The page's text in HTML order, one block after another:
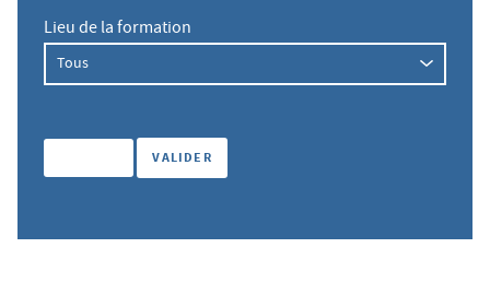
Lieu de la formation